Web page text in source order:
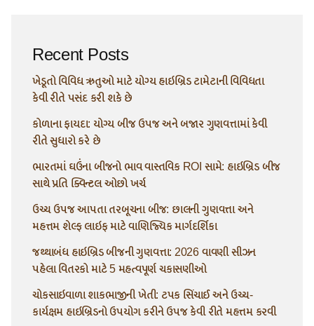
Recent Posts
ખેડૂતો વિવિધ ઋતુઓ માટે યોગ્ય હાઇબ્રિડ ટામેટાની વિવિધતા
કેવી રીતે પસંદ કરી શકે છે
કોળાના ફાયદા: યોગ્ય બીજ ઉપજ અને બજાર ગુણવત્તામાં કેવી
રીતે સુધારો કરે છે
ભારતમાં ઘઉંના બીજનો ભાવ વાસ્તવિક ROI સામે: હાઇબ્રિડ બીજ
સાથે પ્રતિ ક્વિન્ટલ ઓછો ખર્ચ
ઉચ્ચ ઉપજ આપતા તરબૂચના બીજ: છાલની ગુણવત્તા અને
મહત્તમ શેલ્ફ લાઇફ માટે વાણિજ્યિક માર્ગદર્શિકા
જથ્થાબંધ હાઇબ્રિડ બીજની ગુણવત્તા: 2026 વાવણી સીઝન
પહેલા વિતરકો માટે 5 મહત્વપૂર્ણ ચકાસણીઓ
ચોકસાઇવાળા શાકભાજીની ખેતી: ટપક સિંચાઈ અને ઉચ્ચ-
કાર્યક્ષમ હાઇબ્રિડનો ઉપયોગ કરીને ઉપજ કેવી રીતે મહત્તમ કરવી